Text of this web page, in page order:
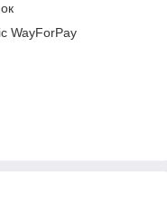
WayForPay